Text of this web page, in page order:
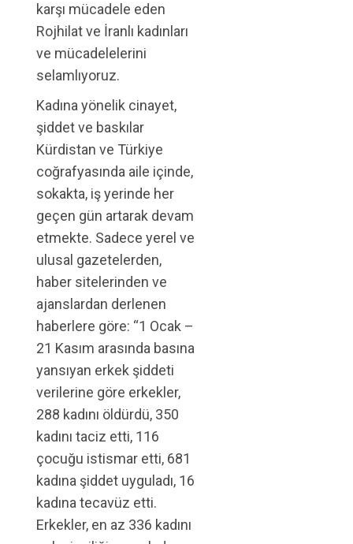
karşı mücadele eden
Rojhilat ve İranlı kadınları
ve mücadelelerini
selamlıyoruz.
Kadına yönelik cinayet,
şiddet ve baskılar
Kürdistan ve Türkiye
coğrafyasında aile içinde,
sokakta, iş yerinde her
geçen gün artarak devam
etmekte. Sadece yerel ve
ulusal gazetelerden,
haber sitelerinden ve
ajanslardan derlenen
haberlere göre: “1 Ocak –
21 Kasım arasında basına
yansıyan erkek şiddeti
verilerine göre erkekler,
288 kadını öldürdü, 350
kadını taciz etti, 116
çocuğu istismar etti, 681
kadına şiddet uyguladı, 16
kadına tecavüz etti.
Erkekler, en az 336 kadını